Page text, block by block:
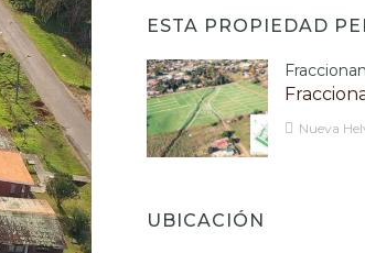
ESTA PROPIEDAD
Nueva
UBICACIÓN